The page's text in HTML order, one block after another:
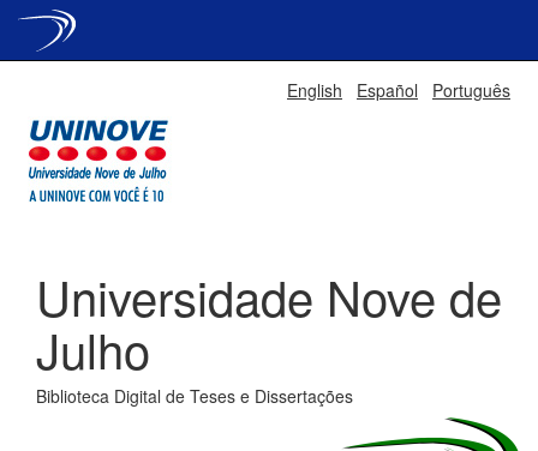
English Español Português
Universidade Nove de
Julho
Biblioteca Digital de Teses e Dissertações